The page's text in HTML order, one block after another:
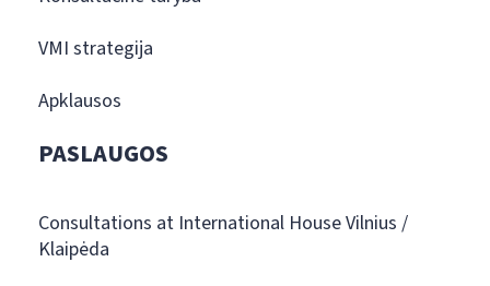
VMI strategija
Apklausos
PASLAUGOS
Consultations at International House Vilnius /
Klaipėda